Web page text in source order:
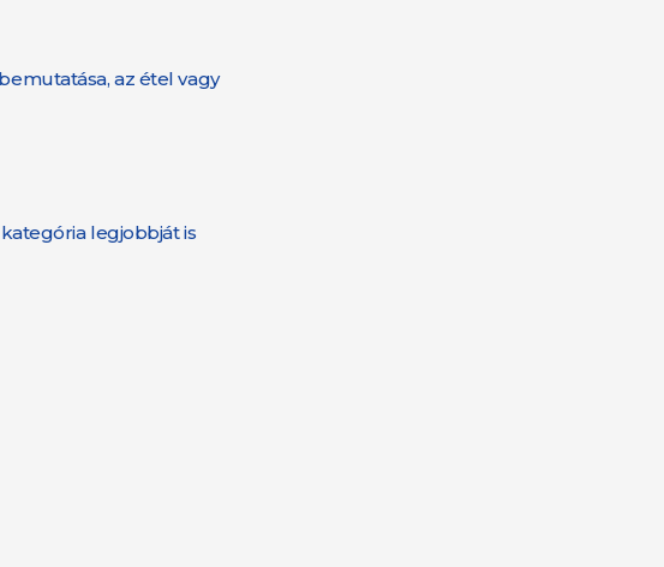
az étel vagy
legjobbját is